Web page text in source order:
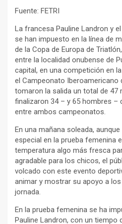
Fuente: FETRI
La francesa Pauline Landron y
se han impuesto en la línea de
de la Copa de Europa de
entre la localidad onubense de
capital, en una competición en
el Campeonato Iberoamericano
tomaron la salida un total de 47
finalizaron 34 – y 65 hombres –
entre ambos campeonatos.
En una mañana soleada,
especial en la prueba femenina
temperatura algo más fresca
agradable para los chicos, el
volcado con este evento
animar y mostrar su apoyo a
jornada.
En la prueba femenina se ha
Pauline Landron, con un tiempo